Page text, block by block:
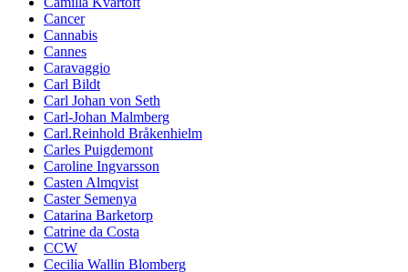
Cancer
Cannabis
Cannes
Caravaggio
Carl Bildt
Carl Johan von Seth
Carl-Johan Malmberg
Carl.Reinhold Bråkenhielm
Carles Puigdemont
Caroline Ingvarsson
Casten Almqvist
Caster Semenya
Catarina Barketorp
Catrine da Costa
CCW
Cecilia Wallin Blomberg